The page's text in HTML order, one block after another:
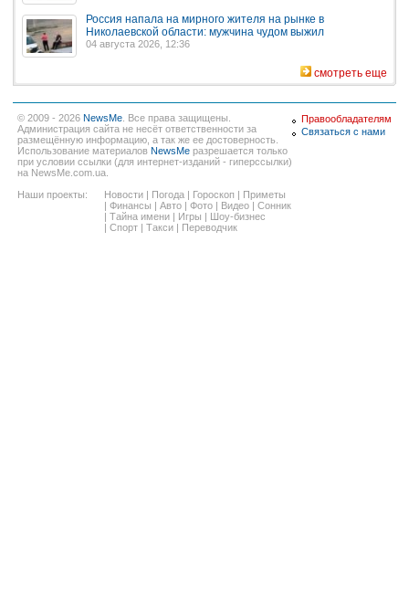
Россия напала на мирного жителя на рынке в
Николаевской области: мужчина чудом выжил
04 августа 2026, 12:36
смотреть еще
© 2009 - 2026 NewsMe . Все права защищены.
Администрация сайта не несёт ответственности за
размещённую информацию, а так же ее достоверность.
Использование материалов NewsMe разрешается только
при условии ссылки (для интернет-изданий - гиперссылки)
на NewsMe.com.ua.
Наши проекты:
Новости Погода Гороскоп
Приметы
Финансы Авто Фото Видео
Сонник
Тайна имени Игры
Шоу-бизнес
Спорт Такси Переводчик
Правообладателям
Связаться с нами